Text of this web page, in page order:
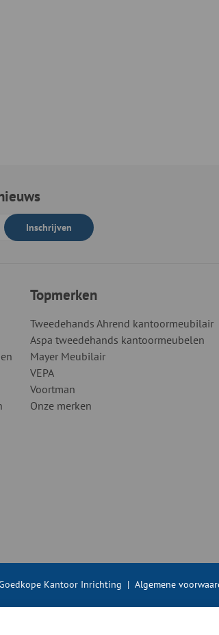
Inschrijven
Topmerken
Tweedehands Ahrend kantoormeubilair
Aspa tweedehands kantoormeubelen
Mayer Meubilair
VEPA
Voortman
Onze merken
| Algemene
Kantoor Inrichting